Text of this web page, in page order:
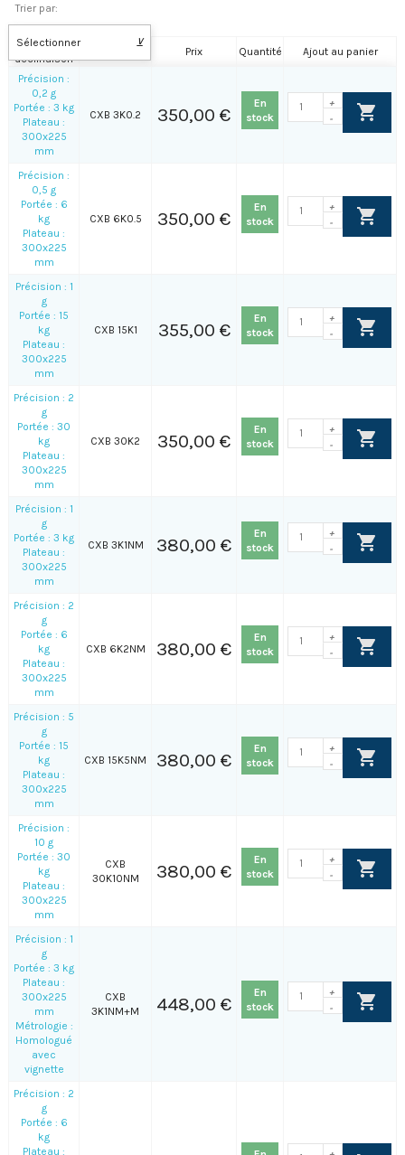
Trier par:
Sélectionner ⊻
Nom de la
déclinaison
Prix Quantité Ajout au panier
Précision :
0,2 g
Portée : 3 kg
Plateau :
300x225
mm
CXB 3K0.2 350,00 €
En
stock
+
-
Précision :
0,5 g
Portée : 6
kg
Plateau :
300x225
mm
CXB 6K0.5 350,00 €
En
stock
+
-
Précision : 1
g
Portée : 15
kg
Plateau :
300x225
mm
CXB 15K1 355,00 €
En
stock
+
-
Précision : 2
g
Portée : 30
kg
Plateau :
300x225
mm
CXB 30K2 350,00 €
En
stock
+
-
Précision : 1
g
Portée : 3 kg
Plateau :
300x225
mm
CXB 3K1NM 380,00 €
En
stock
+
-
Précision : 2
g
Portée : 6
kg
Plateau :
300x225
mm
CXB 6K2NM 380,00 €
En
stock
+
-
Précision : 5
g
Portée : 15
kg
Plateau :
300x225
mm
CXB 15K5NM 380,00 €
En
stock
+
-
Précision :
10 g
Portée : 30
kg
Plateau :
300x225
mm
CXB
30K10NM
380,00 €
En
stock
+
-
Précision : 1
g
Portée : 3 kg
Plateau :
300x225
mm
Métrologie :
Homologué
avec
vignette
CXB
3K1NM+M
448,00 €
En
stock
+
-
Précision : 2
g
Portée : 6
kg
Plateau :